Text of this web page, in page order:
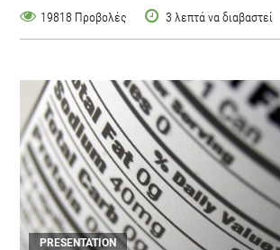
19818 Προβολές
3 λεπτά να διαβαστεί
PRESENTATION